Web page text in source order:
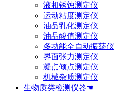
液相锈蚀测定仪
运动粘度测定仪
油品乳化测定仪
油品酸值测定仪
多功能全自动振荡仪
界面张力测定仪
凝点倾点测定仪
机械杂质测定仪
生物质类检测仪器☚